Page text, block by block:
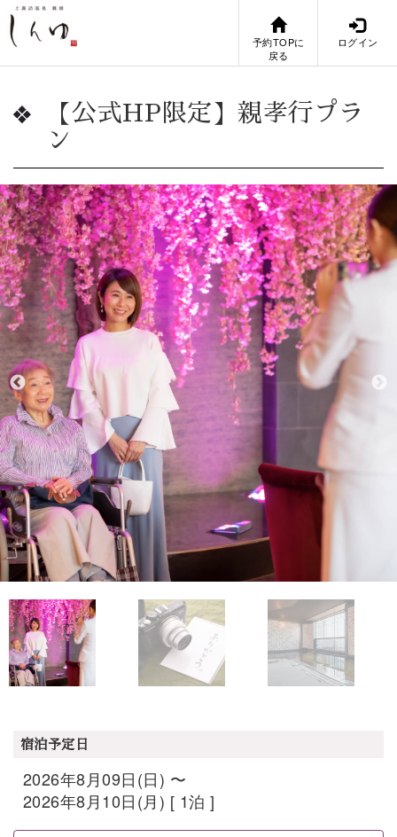
予約TOPに
戻る
ログイン
【公式HP限定】親孝行プラ
ン
宿泊予定日
2026年8月09日(日) 〜
2026年8月10日(月) [ 1泊 ]